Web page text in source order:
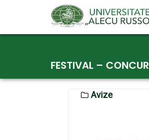
FESTIVAL –
Avize